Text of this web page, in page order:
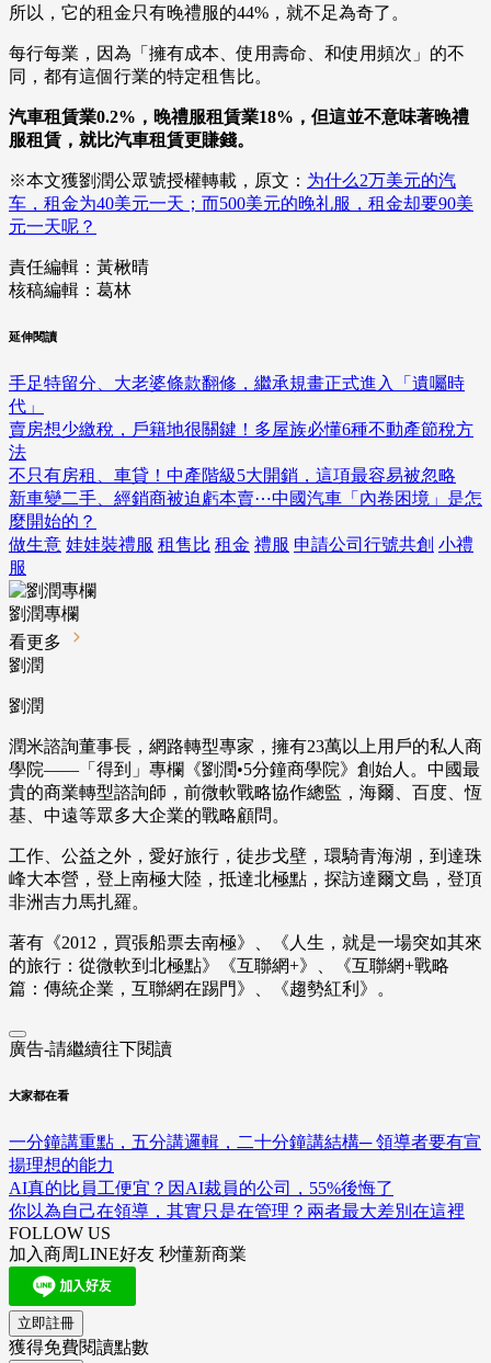
所以，它的租金只有晚禮服的44%，就不足為奇了。
每行每業，因為「擁有成本、使用壽命、和使用頻次」的不
同，都有這個行業的特定租售比。
汽車租賃業0.2%，晚禮服租賃業18%，但這並不意味著晚禮
服租賃，就比汽車租賃更賺錢。
※本文獲劉潤公眾號授權轉載，原文： 为什么2万美元的汽
车，租金为40美元一天；而500美元的晚礼服，租金却要90美
元一天呢？
責任編輯：黃楸晴
核稿編輯：葛林
延伸閱讀
手足特留分、大老婆條款翻修，繼承規畫正式進入「遺囑時
代」
賣房想少繳稅，戶籍地很關鍵！多屋族必懂6種不動產節稅方
法
不只有房租、車貸！中產階級5大開銷，這項最容易被忽略
新車變二手、經銷商被迫虧本賣⋯中國汽車「內卷困境」是怎
麼開始的？
做生意 娃娃裝禮服 租售比 租金 禮服 申請公司行號共創 小禮
服
劉潤專欄
看更多
劉潤
劉潤
潤米諮詢董事長，網路轉型專家，擁有23萬以上用戶的私人商
學院——「得到」專欄《劉潤•5分鐘商學院》創始人。中國最
貴的商業轉型諮詢師，前微軟戰略協作總監，海爾、百度、恆
基、中遠等眾多大企業的戰略顧問。
工作、公益之外，愛好旅行，徒步戈壁，環騎青海湖，到達珠
峰大本營，登上南極大陸，抵達北極點，探訪達爾文島，登頂
非洲吉力馬扎羅。
著有《2012，買張船票去南極》、《人生，就是一場突如其來
的旅行：從微軟到北極點》《互聯網+》、《互聯網+戰略
篇：傳統企業，互聯網在踢門》、《趨勢紅利》。
廣告-請繼續往下閱讀
大家都在看
一分鐘講重點，五分講邏輯，二十分鐘講結構─ 領導者要有宣
揚理想的能力
AI真的比員工便宜？因AI裁員的公司，55%後悔了
你以為自己在領導，其實只是在管理？兩者最大差別在這裡
FOLLOW US
加入商周LINE好友 秒懂新商業
立即註冊
獲得免費閱讀點數